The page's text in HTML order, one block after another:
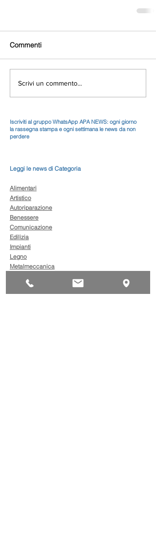
Commenti
Scrivi un commento...
Iscriviti al gruppo WhatsApp APA NEWS: ogni giorno
la rassegna stampa e ogni settimana le news da non
perdere
Leggi le news di Categoria
Alimentari
Artistico
Autoriparazione
Benessere
Comunicazione
Edilizia
Impianti
Legno
Metalmeccanica
Trasporto